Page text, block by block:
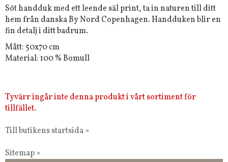
Söt handduk med ett leende säl print, ta in naturen till ditt
hem från danska By Nord Copenhagen. Handduken blir en
fin detalj i ditt badrum.
Mått: 50x70 cm
Material: 100 % Bomull
Tyvärr ingår inte denna produkt i vårt sortiment för
tillfället.
Till butikens startsida »
Sitemap »